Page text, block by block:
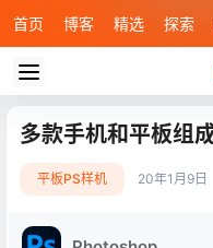
首页 博客 精选 探索
多款手机和平板组
平板PS样机 20年1月9日